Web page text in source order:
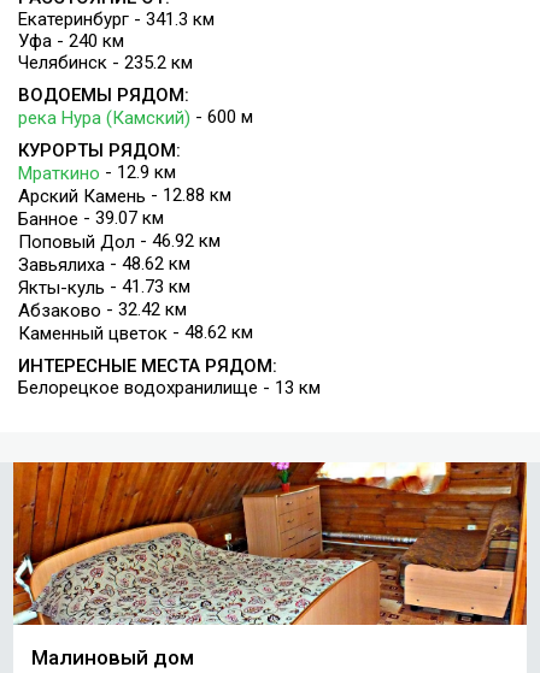
Екатеринбург - 341.3 км
Уфа - 240 км
Челябинск - 235.2 км
ВОДОЕМЫ РЯДОМ:
река Нура (Камский) - 600 м
КУРОРТЫ РЯДОМ:
Мраткино - 12.9 км
Арский Камень - 12.88 км
Банное - 39.07 км
Поповый Дол - 46.92 км
Завьялиха - 48.62 км
Якты-куль - 41.73 км
Абзаково - 32.42 км
Каменный цветок - 48.62 км
ИНТЕРЕСНЫЕ МЕСТА РЯДОМ:
Белорецкое водохранилище - 13 км
Малиновый дом